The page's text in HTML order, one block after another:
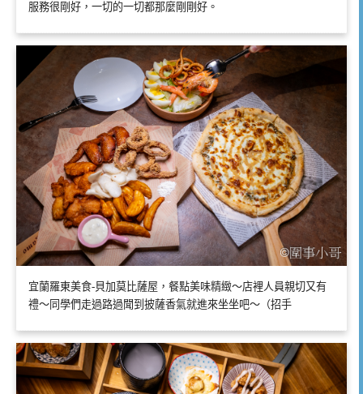
服務很剛好，一切的一切都那麼剛剛好。
宜蘭羅東美食-貝加莫比薩屋，餐點美味精緻～店裡人員親切又有
禮～同學們走過路過聞到披薩香氣就進來坐坐吧～（招手